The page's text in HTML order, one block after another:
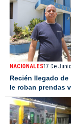
NACIONALES17 De
Recién llegado de
le roban prendas